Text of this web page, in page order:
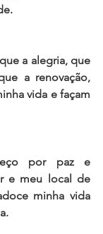
a alegria, que
a renovação,
vida e façam
por paz e
e meu local de
minha vida